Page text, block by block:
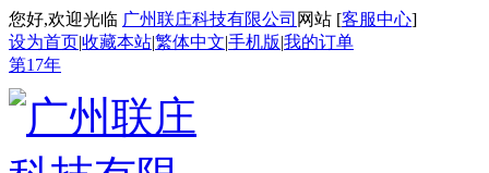
您好,欢迎光临 广州联庄科技有限公司 网站 [客服中心]
设为首页|收藏本站|繁体中文|手机版|我的订单
第17年